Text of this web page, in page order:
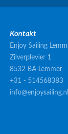
Kontakt
Enjoy Sailing
Zilverplevier 1
8532 BA Lemmer
+31 - 514568383
info@enjoysailing.nl